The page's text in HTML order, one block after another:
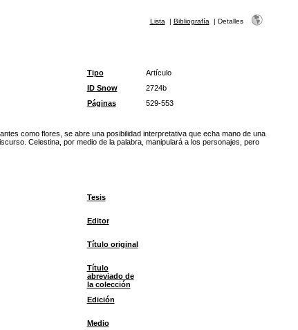
Lista | Bibliografía | Detalles
Tipo
Artículo
ID Snow
2724b
Páginas
529-553
como flores, se abre una posibilidad interpretativa que echa mano de una
Celestina, por medio de la palabra, manipulará a los personajes, pero
Tesis
Editor
Título original
Título
abreviado de
la colección
Edición
Medio